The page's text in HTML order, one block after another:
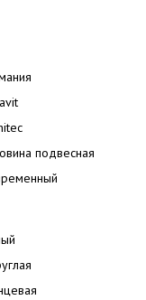
подвесная